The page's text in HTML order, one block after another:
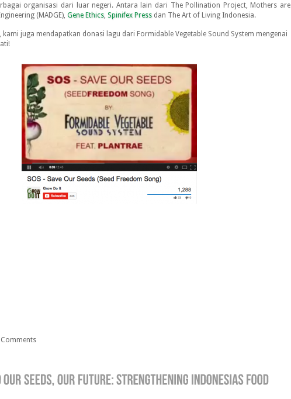
organisasi dari luar negeri. Antara lain dari The Pollination Project, Mothers are
(MADGE), Gene Ethics, Spinifex Press dan The Art of Living Indonesia.
kami juga mendapatkan donasi lagu dari Formidable Vegetable Sound System mengenai